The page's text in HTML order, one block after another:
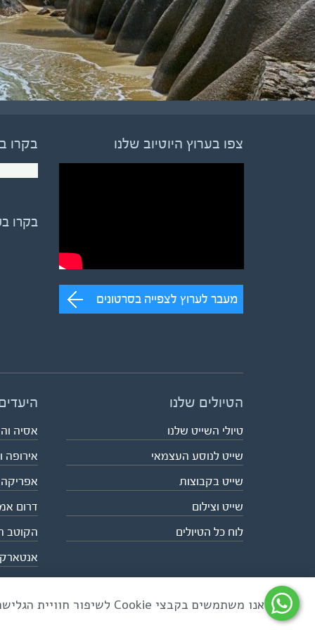
צפו בערוץ היוטיוב שלנו
מעבר לערוץ לצפייה בסרטונים
בקרו
בקרו
הטיולים שלנו
טיולי השייט שלנו
שייט לנוסע העצמאי
שייט בקבוצות
שייט וצילום
לוח כל הטיולים
אסיה
אירופה
אפריקה
דרום
הקוטב
כל הזכויות שמורות לאקו טיולי שטח | טלפון 03-6879090 | פקס 03-6879099 |
אנו משתמשים בקבצי Cookie לשיפור חוויית הגלישה ולניתוח שימוש באתר